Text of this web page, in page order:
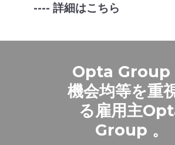
---- 詳細はこちら
Opta Group
機会均等を重
る雇用主
Group 。